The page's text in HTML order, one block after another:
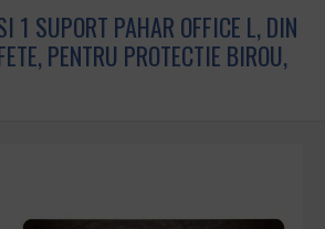
1 SUPORT PAHAR OFFICE L, DIN
PENTRU PROTECTIE BIROU,